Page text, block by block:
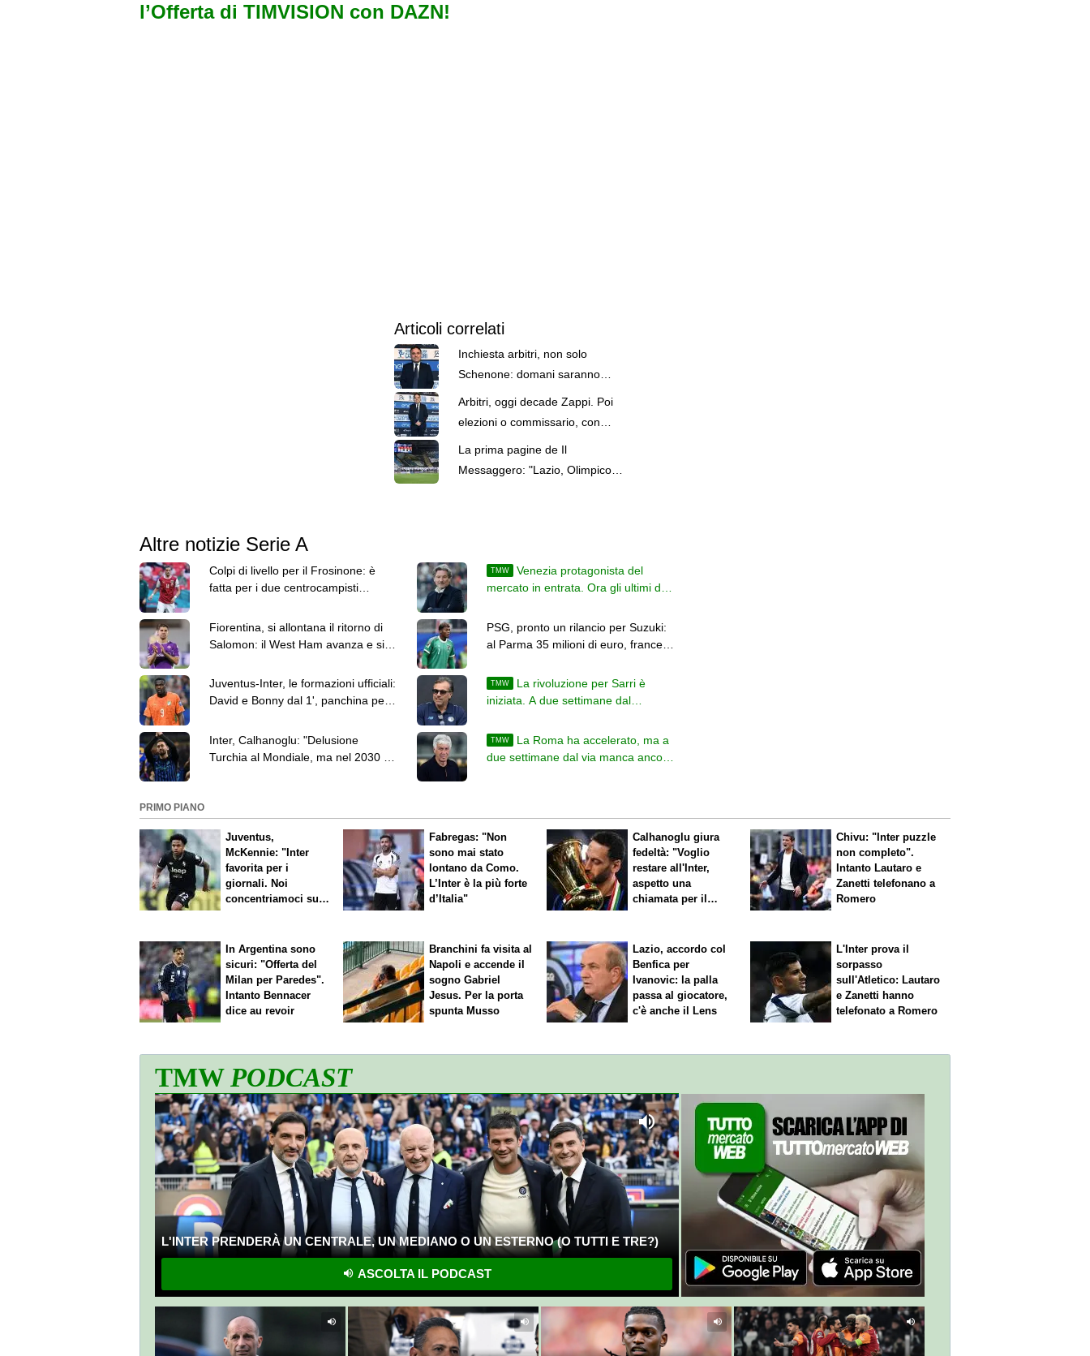
l’Offerta di TIMVISION con DAZN!
Articoli correlati
Inchiesta arbitri, non solo
Schenone: domani saranno
sentiti anche Zappi e Dino
Tommasi
Arbitri, oggi decade Zappi. Poi
elezioni o commissario, con
La prima pagine de Il
Messaggero: "Lazio, Olimpico
Altre notizie Serie A
Colpi di livello per il Frosinone: è
fatta per i due centrocampisti
TMW
Venezia protagonista del
mercato in entrata. Ora gli ultimi due
Fiorentina, si allontana il ritorno di
Salomon: il West Ham avanza e si
PSG, pronto un rilancio per Suzuki:
al Parma 35 milioni di euro, francesi
Juventus-Inter, le formazioni ufficiali:
David e Bonny dal 1', panchina per
TMW
La rivoluzione per Sarri è
iniziata. A due settimane dal
colpi
Inter, Calhanoglu: "Delusione
Turchia al Mondiale, ma nel 2030 ci
TMW
La Roma ha accelerato, ma a
due settimane dal via manca ancora
PRIMO PIANO
Juventus,
McKennie: "Inter
favorita per i
giornali. Noi
concentriamoci sul
Fabregas: "Non
sono mai stato
lontano da Como.
L’Inter è la più forte
d’Italia"
Calhanoglu giura
fedeltà: "Voglio
restare all'Inter,
aspetto una
chiamata per il
Chivu: "Inter puzzle
non completo".
Intanto Lautaro e
Zanetti telefonano a
Romero
In Argentina sono
sicuri: "Offerta del
Milan per Paredes".
Intanto Bennacer
diceau revoir
Branchini fa visita al
Napoli e accende il
sogno Gabriel
Jesus. Per la porta
spunta Musso
Lazio, accordo col
Benfica per
Ivanovic: la palla
passa al giocatore,
c'è anche il Lens
L'Inter prova il
sorpasso
sull'Atletico: Lautaro
e Zanetti hanno
telefonato a Romero
TMWPODCAST
L'INTER PRENDERÀ UN CENTRALE, UN MEDIANO O UN ESTERNO (O TUTTI E TRE?)
ASCOLTA IL PODCAST